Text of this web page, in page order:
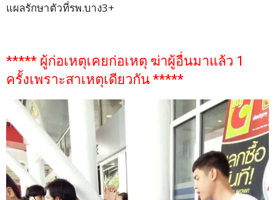
แผลรักษาตัวที่รพ.บาง3+
***** ผู้ก่อเหตุเคยก่อเหตุ ฆ่าผู้อื่นมาแล้ว 1
ครั้งเพราะสาเหตุเดียวกัน *****